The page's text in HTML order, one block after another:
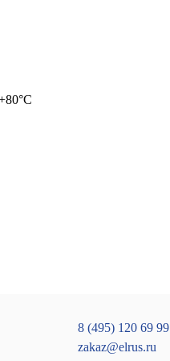
8 (495) 120 69 99
zakaz@elrus.ru